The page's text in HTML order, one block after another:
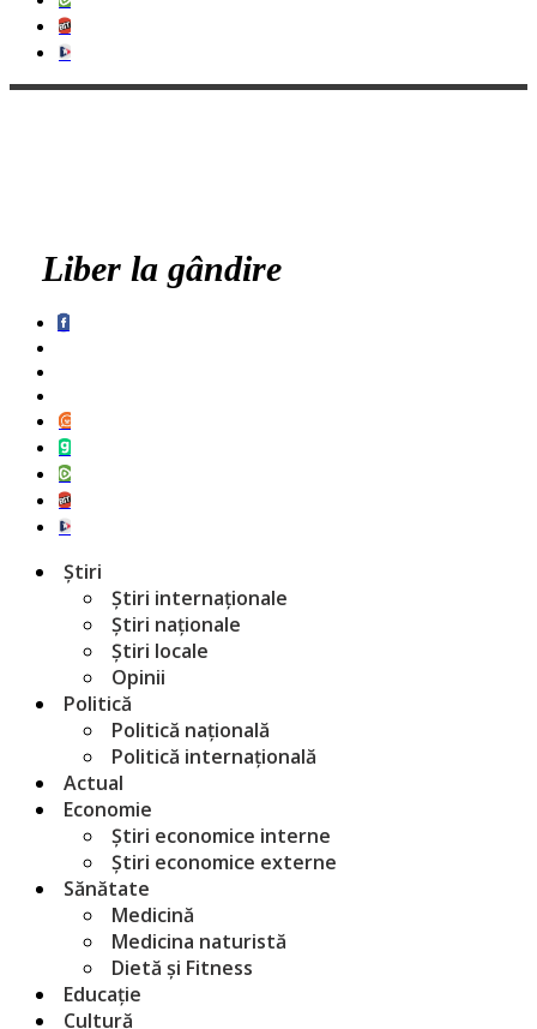
Liber la gândire
Știri
Știri internaționale
Știri naționale
Știri locale
Opinii
Politică
Politică națională
Politică internațională
Actual
Economie
Știri economice interne
Știri economice externe
Sănătate
Medicină
Medicina naturistă
Dietă și Fitness
Educație
Cultură